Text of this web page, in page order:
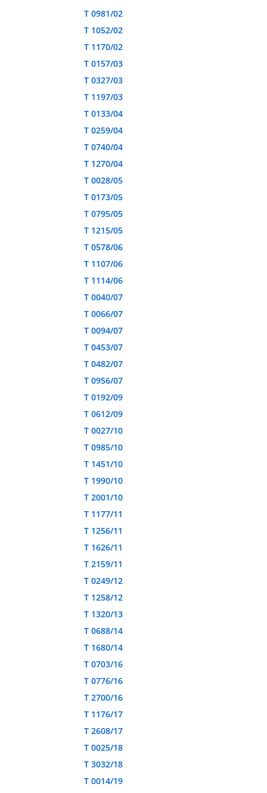
T 0981/02
T 1052/02
T 1170/02
T 0157/03
T 0327/03
T 1197/03
T 0133/04
T 0259/04
T 0740/04
T 1270/04
T 0028/05
T 0173/05
T 0795/05
T 1215/05
T 0578/06
T 1107/06
T 1114/06
T 0040/07
T 0066/07
T 0094/07
T 0453/07
T 0482/07
T 0956/07
T 0192/09
T 0612/09
T 0027/10
T 0985/10
T 1451/10
T 1990/10
T 2001/10
T 1177/11
T 1256/11
T 1626/11
T 2159/11
T 0249/12
T 1258/12
T 1320/13
T 0688/14
T 1680/14
T 0703/16
T 0776/16
T 2700/16
T 1176/17
T 2608/17
T 0025/18
T 3032/18
T 0014/19